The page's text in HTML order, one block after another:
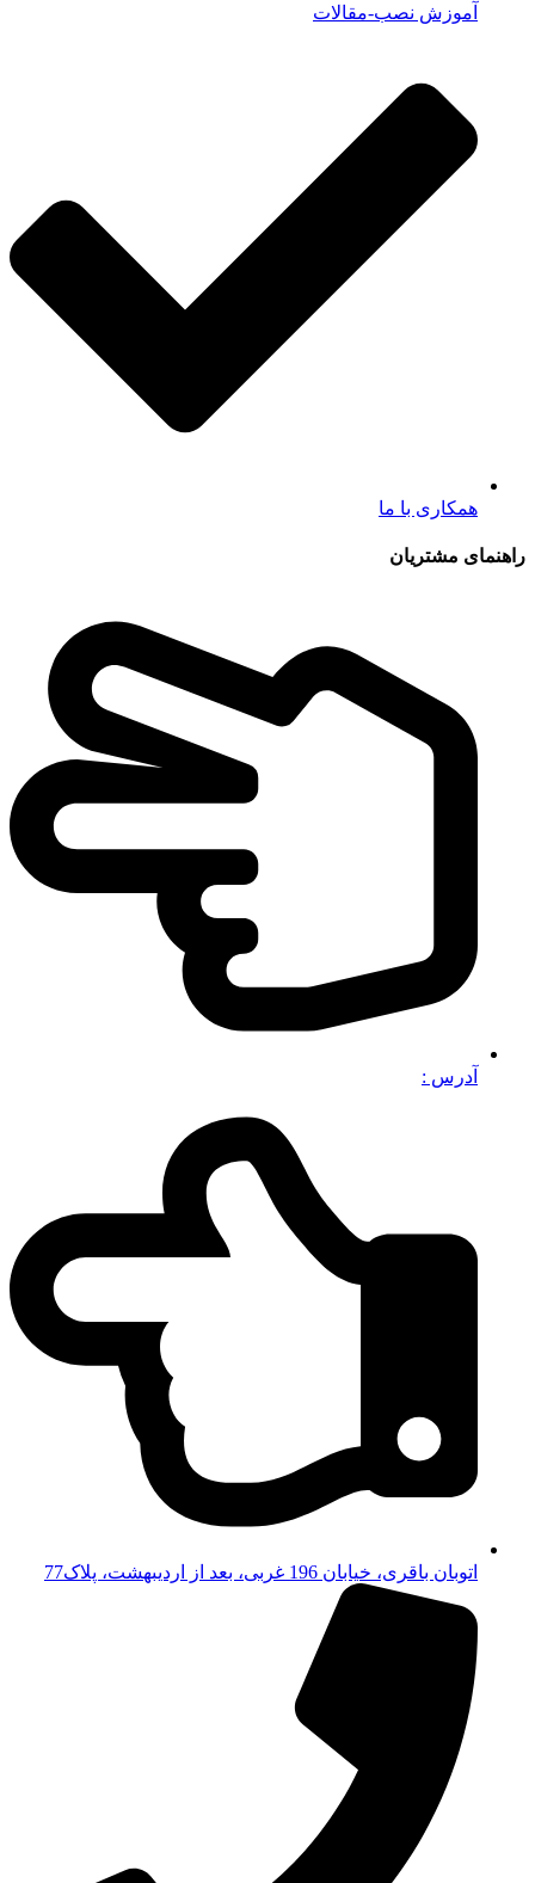
آموزش نصب-مقالات
همکاری با ما
راهنمای مشتریان
آدرس :
اتوبان باقری، خیابان 196 غربی، بعد از اردیبهشت، پلاک77